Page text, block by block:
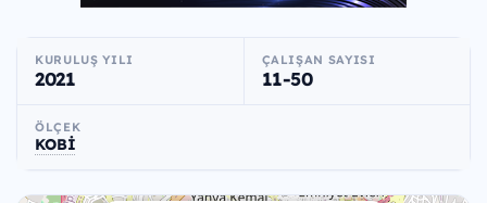
KURULUŞ YILI
2021
ÇALIŞAN SAYISI
11-50
ÖLÇEK
KOBİ